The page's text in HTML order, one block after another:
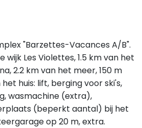
"Barzettes-Vacances A/B".
wijk Les Violettes, 1.5 km van het
2.2 km van het meer, 150 m
huis: lift, berging voor ski's,
wasmachine (extra),
(beperkt aantal) bij het
op 20 m, extra.